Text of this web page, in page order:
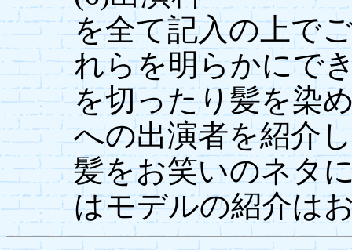
を全て記入の上で
れらを明らかにで
を切ったり髪を染
への出演者を紹介
髪をお笑いのネタ
はモデルの紹介は